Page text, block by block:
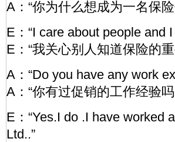
A：“你为什么想成为一名保
E：“I care about people and
E：“我关心别人知道保险的
A：“Do you have any work
A：“你有过促销的工作经验吗
E：“Yes.I do .I have worked
Ltd..”